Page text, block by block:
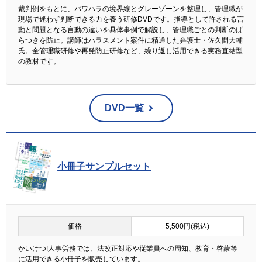
裁判例をもとに、パワハラの境界線とグレーゾーンを整理し、管理職が
現場で迷わず判断できる力を養う研修DVDです。指導として許される言
動と問題となる言動の違いを具体事例で解説し、管理職ごとの判断のば
らつきを防止。講師はハラスメント案件に精通した弁護士・佐久間大輔
氏。全管理職研修や再発防止研修など、繰り返し活用できる実務直結型
の教材です。
DVD一覧
小冊子サンプルセット
価格 5,500円(税込)
かいけつ!人事労務では、法改正対応や従業員への周知、教育・啓蒙等
に活用できる小冊子を販売しています。